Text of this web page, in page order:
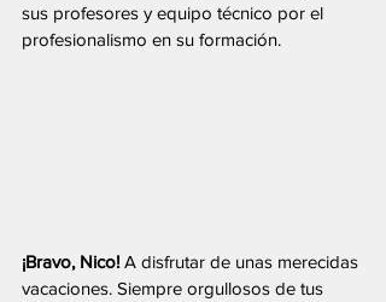
sus profesores y equipo técnico por el
profesionalismo en su formación.
¡Bravo, Nico! A disfrutar de unas merecidas
vacaciones. Siempre orgullosos de tus